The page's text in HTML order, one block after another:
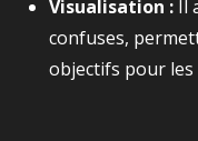
Visualisation : Il
confuses,
objectifs pour